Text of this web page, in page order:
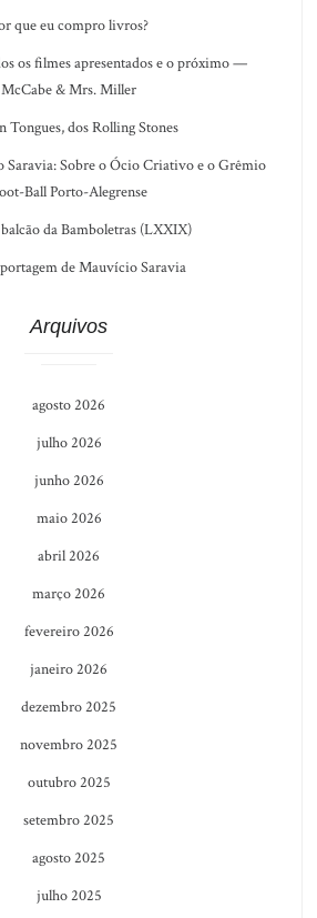
que eu compro livros?
os filmes apresentados e o próximo —
McCabe & Mrs. Miller
Tongues, dos Rolling Stones
Saravia: Sobre o Ócio Criativo e o Grêmio
Ball Porto-Alegrense
da Bamboletras (LXXIX)
de Mauvício Saravia
Arquivos
agosto 2026
julho 2026
junho 2026
maio 2026
abril 2026
março 2026
fevereiro 2026
janeiro 2026
dezembro 2025
novembro 2025
outubro 2025
setembro 2025
agosto 2025
julho 2025